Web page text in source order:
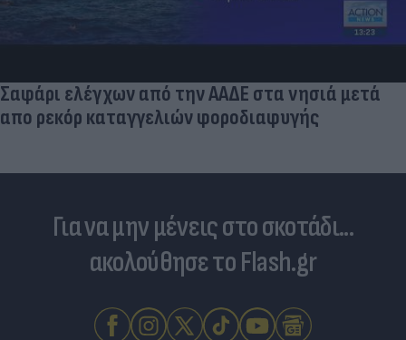
Σαφάρι ελέγχων από την ΑΑΔΕ στα νησιά μετά
απο ρεκόρ καταγγελιών φοροδιαφυγής
Για να μην μένεις στο σκοτάδι...
ακολούθησε το Flash.gr